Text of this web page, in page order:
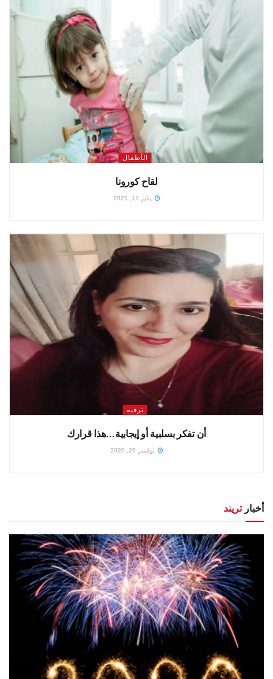
الأطفال
لقاح كورونا
يناير 11, 2021
ترفيه
أن تفكر بسلبية أو إيجابية…هذا قرارك
نوفمبر 29, 2020
أخبارتريند